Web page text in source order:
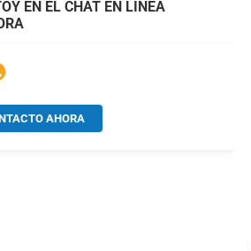
EN EL CHAT EN LÍNEA
AHORA